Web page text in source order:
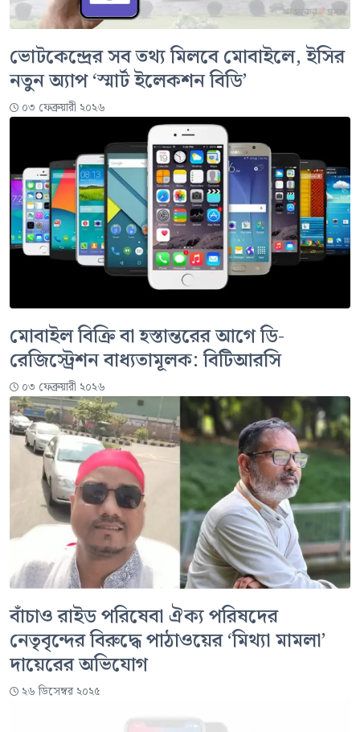
ভোটকেন্দ্রের সব তথ্য মিলবে মোবাইলে, ইসির
নতুন অ্যাপ ‘স্মার্ট ইলেকশন বিডি’
০৩ ফেব্রুয়ারী ২০২৬
মোবাইল বিক্রি বা হস্তান্তরের আগে ডি-
রেজিস্ট্রেশন বাধ্যতামূলক: বিটিআরসি
০৩ ফেব্রুয়ারী ২০২৬
বাঁচাও রাইড পরিষেবা ঐক্য পরিষদের
নেতৃবৃন্দের বিরুদ্ধে পাঠাওয়ের ‘মিথ্যা মামলা’
দায়েরের অভিযোগ
২৬ ডিসেম্বর ২০২৫